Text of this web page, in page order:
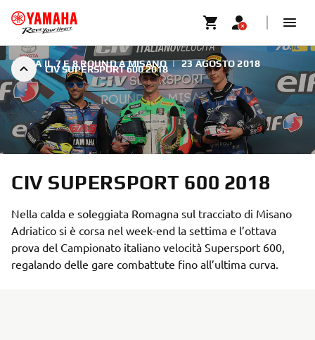
CIV SUPERSPORT 600 2018
AL VIA IL 7 E 8 ROUND A MISANO | 23 AGOSTO 2018
CIV SUPERSPORT 600 2018
Nella calda e soleggiata Romagna sul tracciato di Misano
Adriatico si è corsa nel week-end la settima e l’ottava
prova del Campionato italiano velocità Supersport 600,
regalando delle gare combattute fino all’ultima curva.